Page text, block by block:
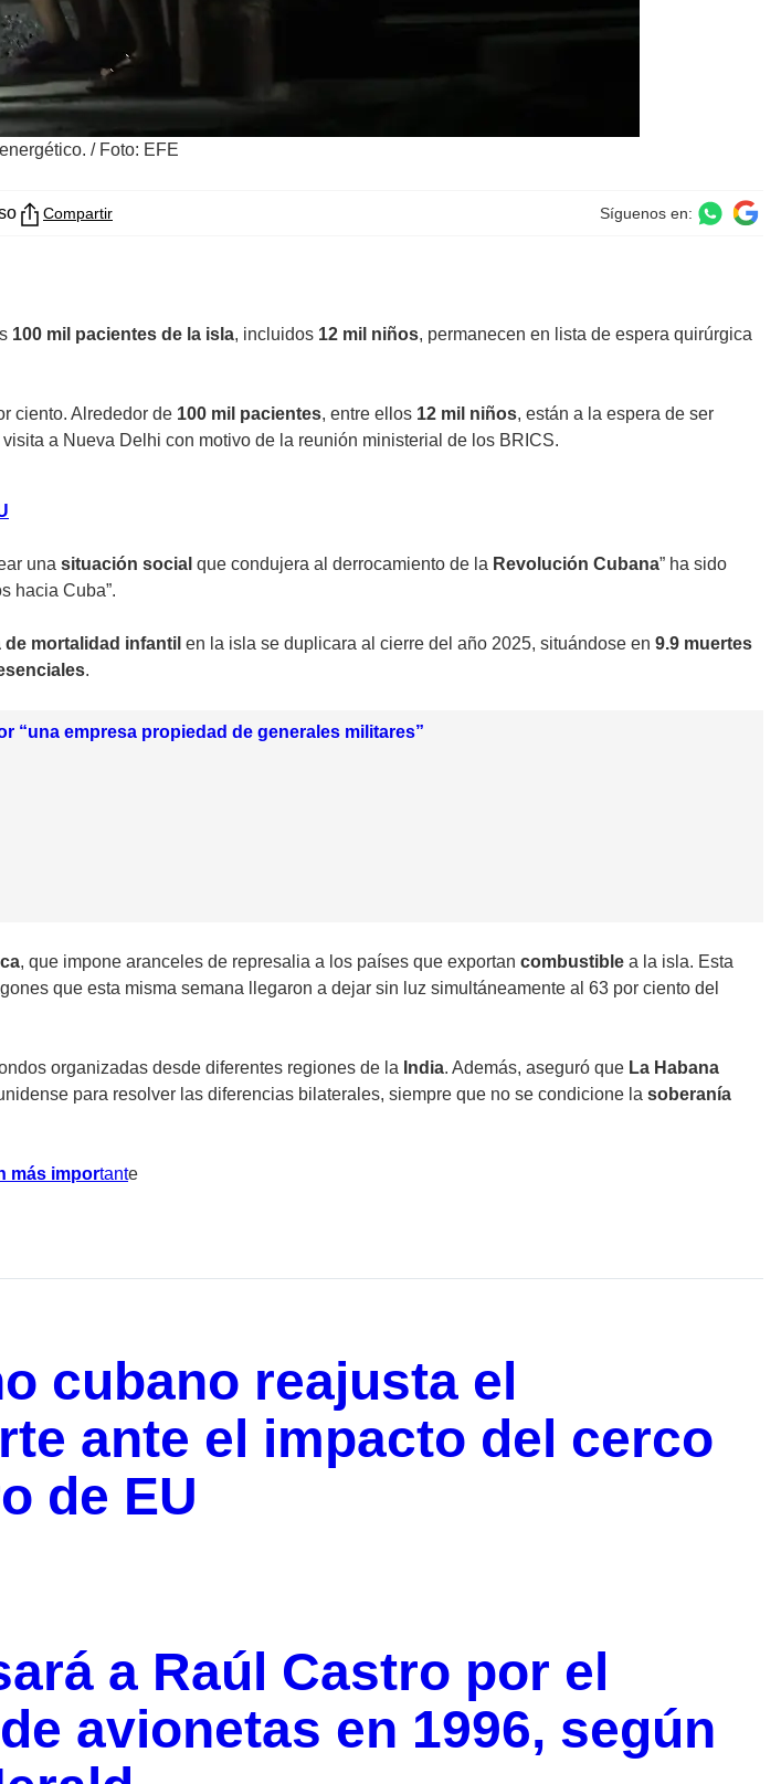
/ Foto: EFE
Compartir Síguenos en:
100 mil pacientes de la isla, incluidos 12 mil niños, permanecen en lista de espera quirúrgica
ciento. Alrededor de 100 mil pacientes, entre ellos 12 mil niños, están a la espera de ser
a Nueva Delhi con motivo de la reunión ministerial de los BRICS.
una situación social que condujera al derrocamiento de la Revolución Cubana” ha sido
hacia Cuba”.
de mortalidad infantil en la isla se duplicara al cierre del año 2025, situándose en 9.9 muertes
.
“una empresa propiedad de generales militares”
, que impone aranceles de represalia a los países que exportan combustible a la isla. Esta
que esta misma semana llegaron a dejar sin luz simultáneamente al 63 por ciento del
organizadas desde diferentes regiones de la India. Además, aseguró que La Habana
para resolver las diferencias bilaterales, siempre que no se condicione la soberanía
más importante
cubano reajusta el
ante el impacto del cerco
de EU
a Raúl Castro por el
avionetas en 1996, según